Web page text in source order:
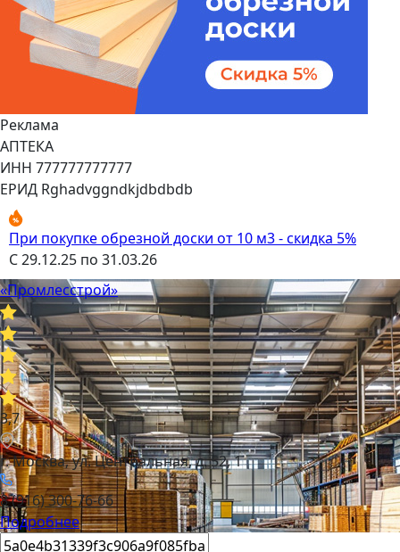
Реклама
АПТЕКА
ИНН 777777777777
ЕРИД Rghadvggndkjdbdbdb
При покупке обрезной доски от 10 м3 - скидка 5%
С 29.12.25 по 31.03.26
«Промлесстрой»
3,7
г. Москва, ул. Центральная, д. 52, 1
8 (916) 300-76-66
Подробнее